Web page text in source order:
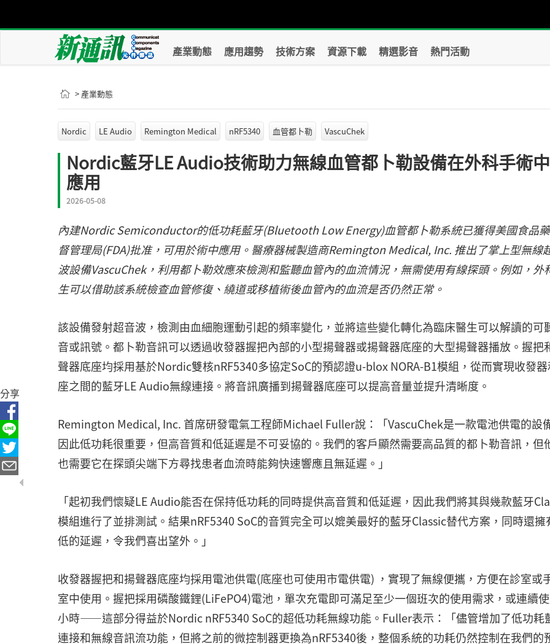
產業動態 應用趨勢 技術方案 資源下載 精選影音 熱門活動
> 產業動態
Nordic LE Audio Remington Medical nRF5340 血管都卜勒 VascuChek
Nordic藍牙LE Audio技術助力無線血管都卜勒設備在外科手術
應用
2026-05-08
內建Nordic Semiconductor的低功耗藍牙(Bluetooth Low Energy)血管都卜勒系統已獲得美國食品
督管理局(FDA)批准，可用於術中應用。醫療器械製造商Remington Medical, Inc. 推出了掌上型無線
波設備VascuChek，利用都卜勒效應來檢測和監聽血管內的血流情況，無需使用有線探頭。例如，外
生可以借助該系統檢查血管修復、繞道或移植術後血管內的血流是否仍然正常。
該設備發射超音波，檢測由血細胞運動引起的頻率變化，並將這些變化轉化為臨床醫生可以解讀的可
音或訊號。都卜勒音訊可以透過收發器握把內部的小型揚聲器或揚聲器底座的大型揚聲器播放。握把
聲器底座均採用基於Nordic雙核nRF5340多協定SoC的預認證u-blox NORA-B1模組，從而實現收發
座之間的藍牙LE Audio無線連接。將音訊廣播到揚聲器底座可以提高音量並提升清晰度。
Remington Medical, Inc. 首席研發電氣工程師Michael Fuller說：「VascuChek是一款電池供電的設
因此低功耗很重要，但高音質和低延遲是不可妥協的。我們的客戶顯然需要高品質的都卜勒音訊，但
也需要它在探頭尖端下方尋找患者血流時能夠快速響應且無延遲。」
「起初我們懷疑LE Audio能否在保持低功耗的同時提供高音質和低延遲，因此我們將其與幾款藍牙
模組進行了並排測試。結果nRF5340 SoC的音質完全可以媲美最好的藍牙Classic替代方案，同時還擁
低的延遲，令我們喜出望外。」
收發器握把和揚聲器底座均採用電池供電(底座也可使用市電供電) ，實現了無線便攜，方便在診室或
室中使用。握把採用磷酸鐵鋰(LiFePO4)電池，單次充電即可滿足至少一個班次的使用需求，或連續
小時——這部分得益於Nordic nRF5340 SoC的超低功耗無線功能。Fuller表示：「儘管增加了低功耗
連接和無線音訊流功能，但將之前的微控制器更換為nRF5340後，整個系統的功耗仍然控制在我們的
分享